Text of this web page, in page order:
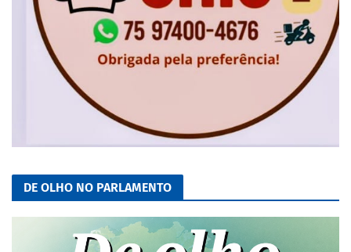
DE OLHO NO PARLAMENTO